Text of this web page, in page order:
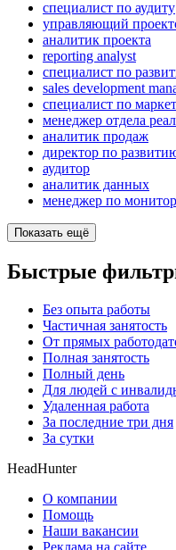
специалист по аудиту
управляющий
аналитик проекта
reporting analyst
специалист по
sales development
специалист по
менеджер отдела
аналитик продаж
директор по
аудитор
аналитик данных
менеджер по
Показать ещё
Быстрые
Без опыта работы
Частичная занятость
От прямых
Полная занятость
Полный день
Для людей с
Удаленная работа
За последние три дня
За сутки
HeadHunter
О компании
Помощь
Наши вакансии
Реклама на сайте